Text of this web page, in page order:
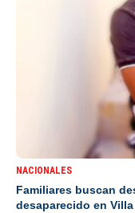
NACIONALES
Familiares buscan
desaparecido en